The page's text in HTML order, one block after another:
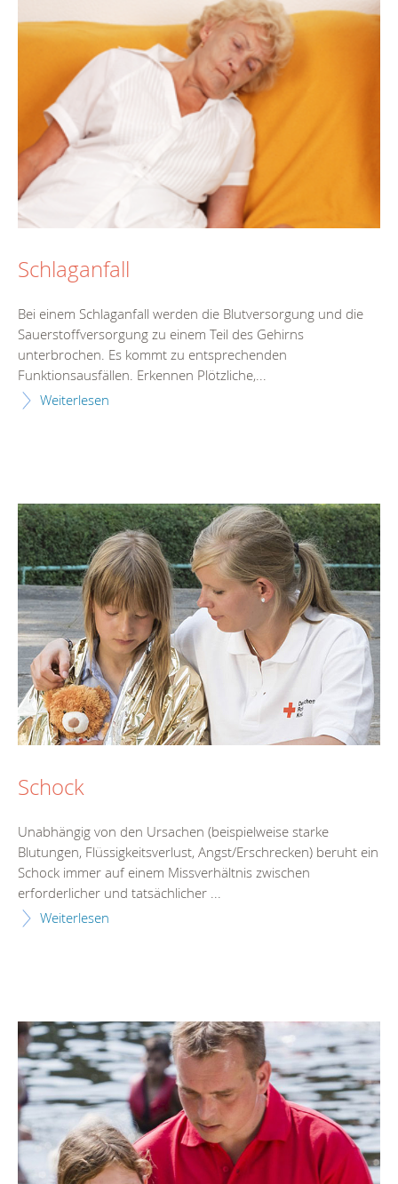
Schlaganfall
Bei einem Schlaganfall werden die Blutversorgung und die
Sauerstoffversorgung zu einem Teil des Gehirns
unterbrochen. Es kommt zu entsprechenden
Funktionsausfällen. Erkennen Plötzliche,...
Weiterlesen
Schock
Unabhängig von den Ursachen (beispielweise starke
Blutungen, Flüssigkeitsverlust, Angst/Erschrecken) beruht ein
Schock immer auf einem Missverhältnis zwischen
erforderlicher und tatsächlicher ...
Weiterlesen